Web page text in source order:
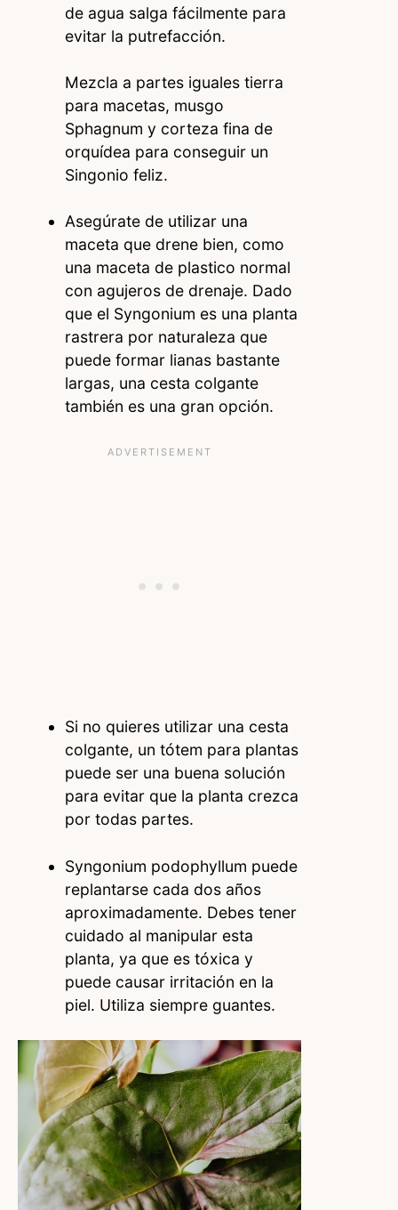
de agua salga fácilmente para
evitar la putrefacción.
Mezcla a partes iguales tierra
para macetas, musgo
Sphagnum y corteza fina de
orquídea para conseguir un
Singonio feliz.
Asegúrate de utilizar una
maceta que drene bien, como
una maceta de plastico normal
con agujeros de drenaje. Dado
que el Syngonium es una planta
rastrera por naturaleza que
puede formar lianas bastante
largas, una cesta colgante
también es una gran opción.
Si no quieres utilizar una cesta
colgante, un tótem para plantas
puede ser una buena solución
para evitar que la planta crezca
por todas partes.
Syngonium podophyllum puede
replantarse cada dos años
aproximadamente. Debes tener
cuidado al manipular esta
planta, ya que es tóxica y
puede causar irritación en la
piel. Utiliza siempre guantes.